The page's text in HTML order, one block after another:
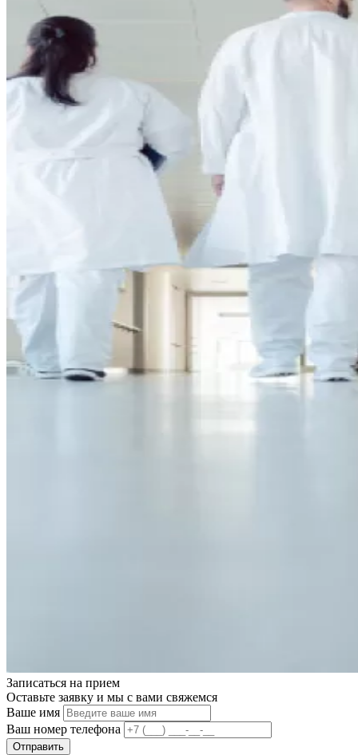
Записаться на прием
Оставьте заявку и мы с вами свяжемся
Ваше имя
Ваш номер телефона
Отправить